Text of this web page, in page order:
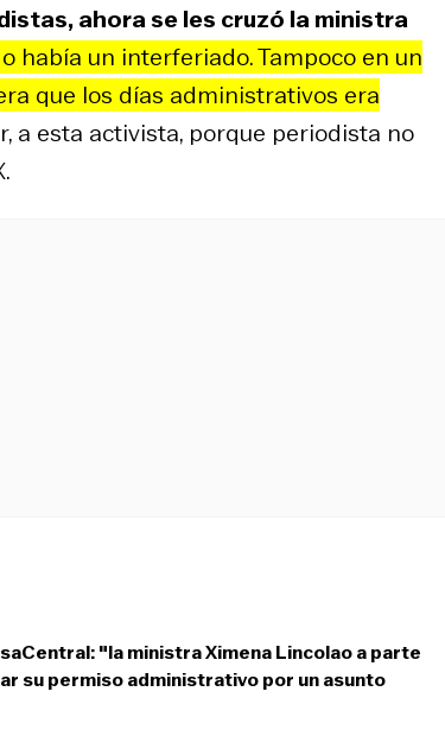
ahora se les cruzó la ministra
había un interferiado. Tampoco en un
que los días administrativos era
a esta activista, porque periodista no
: "la ministra Ximena Lincolao a parte
su permiso administrativo por un asunto